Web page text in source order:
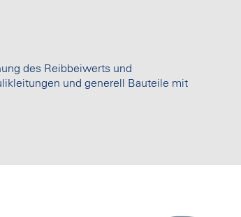
des Reibbeiwerts und
und generell Bauteile mit